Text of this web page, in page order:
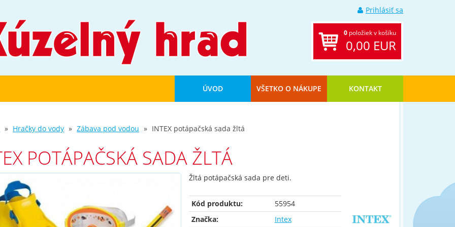
Prihlásiť sa
0 položiek v košíku
0,00 EUR
ÚVOD VŠETKO O NÁKUPE KONTAKT
Hračky do vody Zábava pod vodou INTEX potápačská sada žltá
POTÁPAČSKÁ SADA ŽLTÁ
Žltá potápačská sada pre deti.
Kód produktu:
55954
Značka:
Intex